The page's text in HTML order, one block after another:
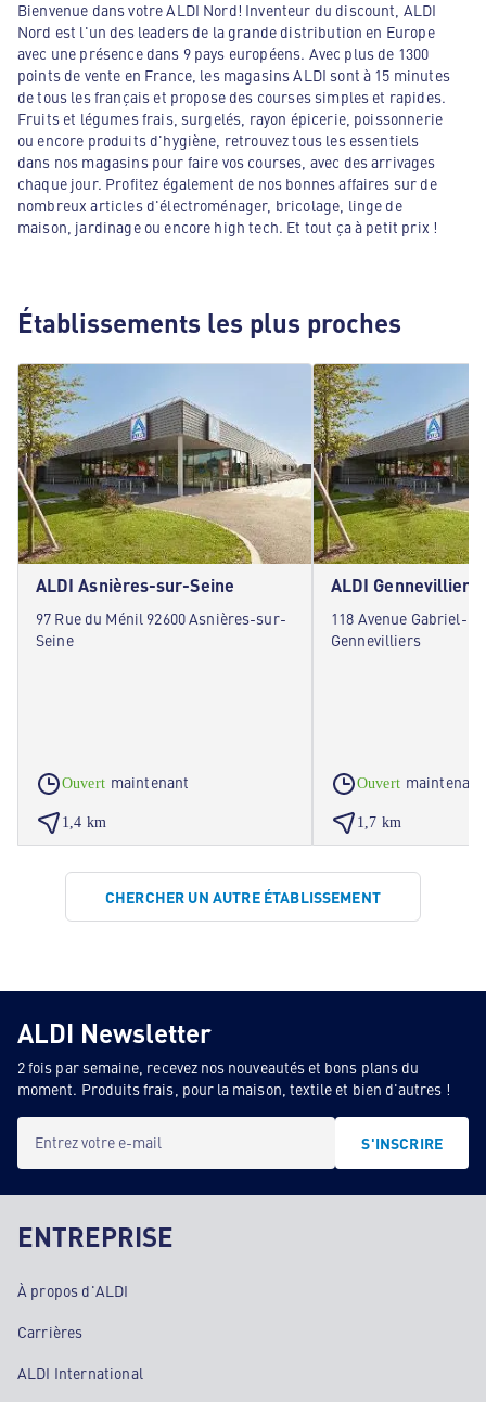
Bienvenue dans votre ALDI Nord! Inventeur du discount, ALDI
Nord est l'un des leaders de la grande distribution en Europe
avec une présence dans 9 pays européens. Avec plus de 1300
points de vente en France, les magasins ALDI sont à 15 minutes
de tous les français et propose des courses simples et rapides.
Fruits et légumes frais, surgelés, rayon épicerie, poissonnerie
ou encore produits d'hygiène, retrouvez tous les essentiels
dans nos magasins pour faire vos courses, avec des arrivages
chaque jour. Profitez également de nos bonnes affaires sur de
nombreux articles d'électroménager, bricolage, linge de
maison, jardinage ou encore high tech. Et tout ça à petit prix !
Établissements les plus proches
ALDI Asnières-sur-Seine
97 Rue du Ménil 92600 Asnières-sur-
Seine
Ouvert maintenant
1,4 km
ALDI Gennevilliers
118 Avenue Gabriel-
Gennevilliers
Ouvert maintenant
1,7 km
CHERCHER UN AUTRE ÉTABLISSEMENT
ALDI Newsletter
2 fois par semaine, recevez nos nouveautés et bons plans du
moment. Produits frais, pour la maison, textile et bien d'autres !
Entrez votre e-mail S'INSCRIRE
ENTREPRISE
À propos d'ALDI
Carrières
ALDI International